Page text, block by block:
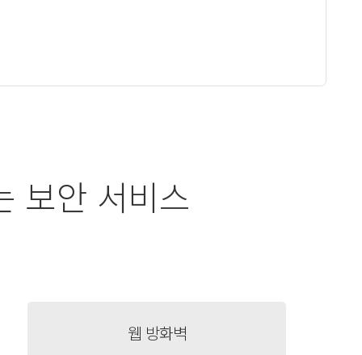
보안 서비스
웹 방화벽